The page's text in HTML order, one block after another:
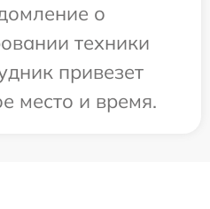
о
техники
привезет
место и время.